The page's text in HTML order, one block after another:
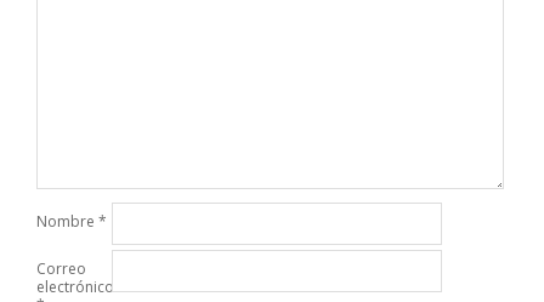
Nombre *
Correo
electrónico